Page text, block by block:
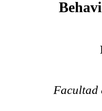
Facultad